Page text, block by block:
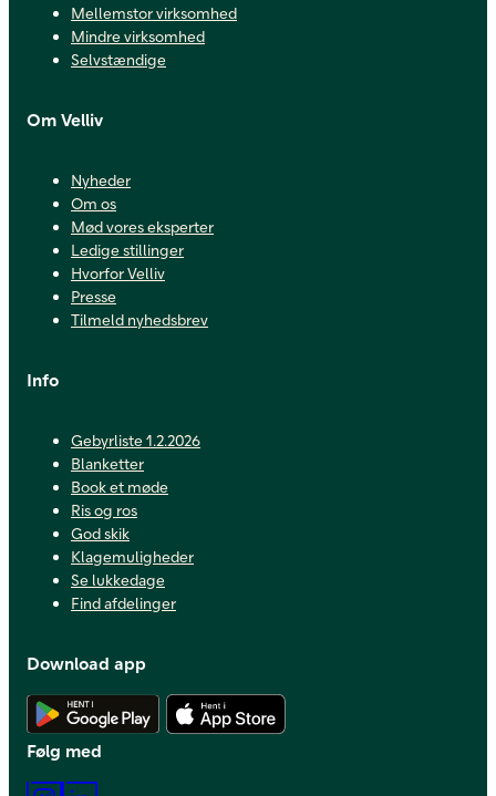
Mellemstor virksomhed
Mindre virksomhed
Selvstændige
Om Velliv
Nyheder
Om os
Mød vores eksperter
Ledige stillinger
Hvorfor Velliv
Presse
Tilmeld nyhedsbrev
Info
Gebyrliste 1.2.2026
Blanketter
Book et møde
Ris og ros
God skik
Klagemuligheder
Se lukkedage
Find afdelinger
Download app
Hent Android app
Følg med